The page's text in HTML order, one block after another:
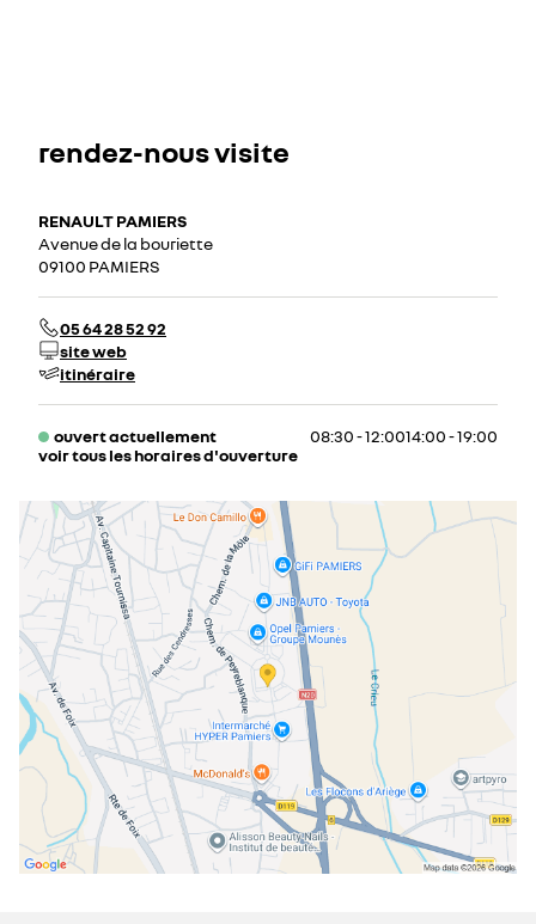
rendez-nous visite
RENAULT PAMIERS
Avenue de la bouriette
09100 PAMIERS
05 64 28 52 92
site web
itinéraire
ouvert actuellement 08:30 - 12:0014:00 - 19:00
voir tous les horaires d'ouverture
mardi
08:30 - 12:0014:00 - 19:00
mercredi
08:30 - 12:00
14:00 - 19:00
jeudi
08:30 - 12:00
14:00 - 19:00
vendredi
08:30 - 12:00
samedi
09:00 - 12:00
dimanche